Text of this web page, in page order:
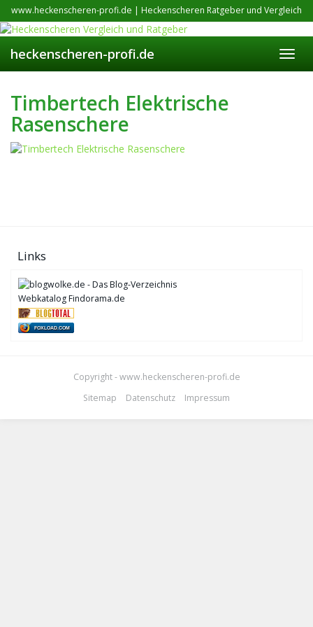
Skip
to
main
content
www.heckenscheren-profi.de | Heckenscheren Ratgeber und Vergleich
heckenscheren-profi.de
Timbertech Elektrische
Rasenschere
Links
Webkatalog Findorama.de
FOXLOAD.COM
Copyright - www.heckenscheren-profi.de
Sitemap
Datenschutz Impressum